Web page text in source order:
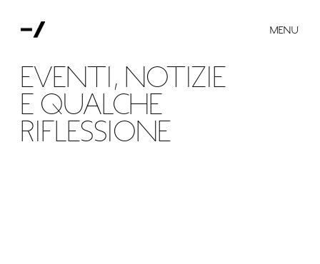
MENU
EVENTI, NOTIZIE
E QUALCHE
RIFLESSIONE